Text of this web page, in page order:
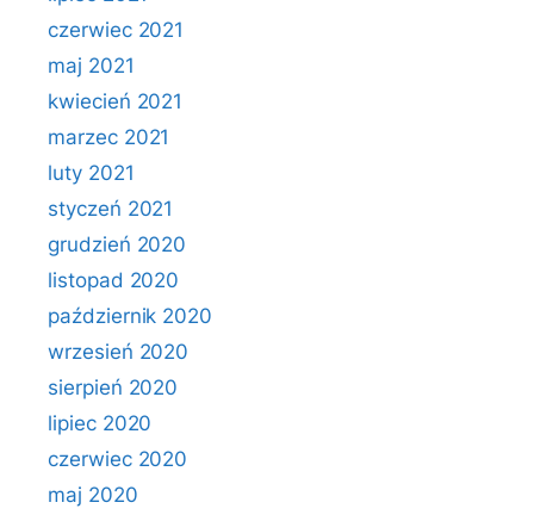
czerwiec 2021
maj 2021
kwiecień 2021
marzec 2021
luty 2021
styczeń 2021
grudzień 2020
listopad 2020
październik 2020
wrzesień 2020
sierpień 2020
lipiec 2020
czerwiec 2020
maj 2020